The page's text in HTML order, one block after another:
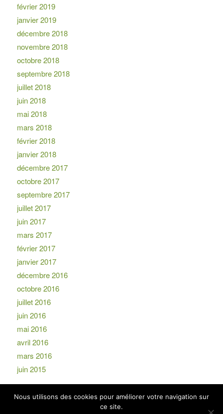
février 2019
janvier 2019
décembre 2018
novembre 2018
octobre 2018
septembre 2018
juillet 2018
juin 2018
mai 2018
mars 2018
février 2018
janvier 2018
décembre 2017
octobre 2017
septembre 2017
juillet 2017
juin 2017
mars 2017
février 2017
janvier 2017
décembre 2016
octobre 2016
juillet 2016
juin 2016
mai 2016
avril 2016
mars 2016
juin 2015
Nous utilisons des cookies pour améliorer votre navigation sur
ce site.